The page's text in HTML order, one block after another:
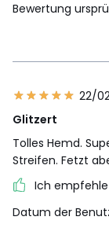
Bewertung
22/
Glitzert
Tolles Hemd.
Streifen. Fetzt
Ich
Datum der